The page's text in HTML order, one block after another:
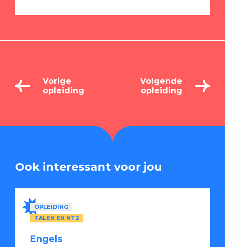
Vorige
opleiding
Volgende
opleiding
Ook interessant voor jou
OPLEIDING
TALEN EN NT2
Engels